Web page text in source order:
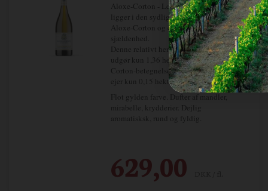
Aloxe-Corton - Les Boutières marken
ligger i den sydligste del af AOC
Aloxe-Corton og er lidt af en
sjældenhed.
Denne relativt hemmelige lieu-dit
udgør kun 1,36 hektar af Aloxe-
Corton-betegnelsen og Philippe Girard
ejer kun 0,15 hektar af det.
Flot gylden farve. Dufter af mandler,
mirabelle, krydderier. Dejlig
aromatisksk, rund og fyldig.
629,00